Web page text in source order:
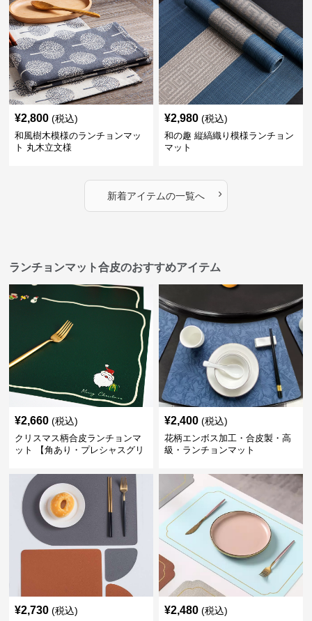
¥2,800 (税込)
和風樹木模様のランチョンマッ
ト 丸木立文様
¥2,980 (税込)
和の趣 縦縞織り模様ランチョン
マット
新着アイテムの一覧へ ›
ランチョンマット合皮のおすすめアイテム
¥2,660 (税込)
クリスマス柄合皮ランチョンマ
ット 【角あり・プレシャスグリ
¥2,400 (税込)
花柄エンボス加工・合皮製・高
級・ランチョンマット
¥2,730 (税込) ¥2,480 (税込)